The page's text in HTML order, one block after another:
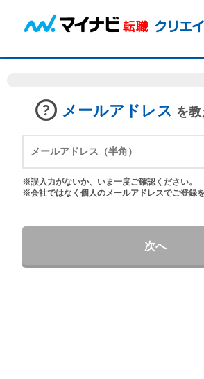
メールアドレス を
※誤入力がないか、いま一度ご確認ください。
※会社ではなく個人のメールアドレスでご登録
次へ